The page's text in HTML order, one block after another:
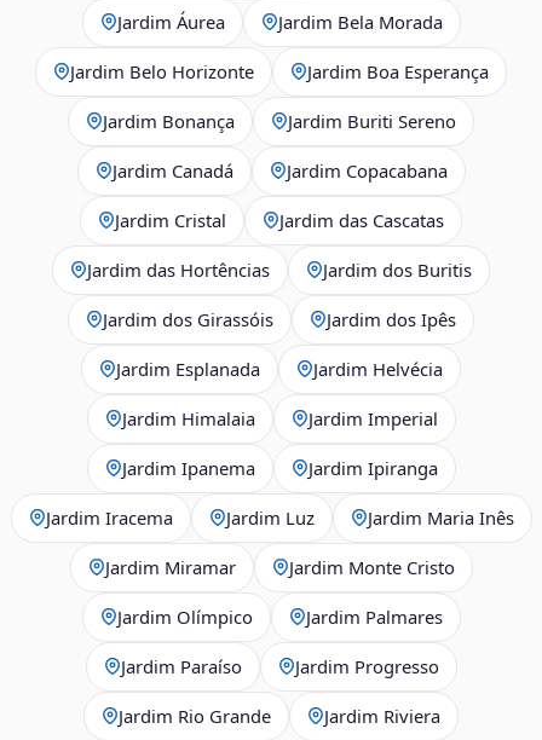
Jardim Áurea Jardim Bela Morada
Jardim Belo Horizonte Jardim Boa Esperança
Jardim Bonança Jardim Buriti Sereno
Jardim Canadá Jardim Copacabana
Jardim Cristal Jardim das Cascatas
Jardim das Hortências Jardim dos Buritis
Jardim dos Girassóis Jardim dos Ipês
Jardim Esplanada Jardim Helvécia
Jardim Himalaia Jardim Imperial
Jardim Ipanema Jardim Ipiranga
Jardim Iracema Jardim Luz Jardim Maria Inês
Jardim Miramar Jardim Monte Cristo
Jardim Olímpico Jardim Palmares
Jardim Paraíso Jardim Progresso
Jardim Rio Grande Jardim Riviera